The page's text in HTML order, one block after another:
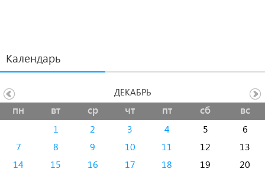
Календарь
пн вт ср чт пт сб вс
1 2 3 4 5
6
7
8 9 10 11 12
13
14
15 16 17 18 19
20
ДЕКАБРЬ